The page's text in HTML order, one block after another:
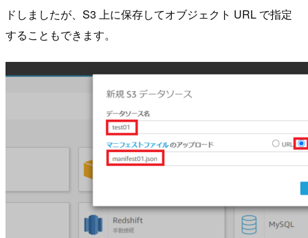
ドしましたが、S3 上に保存してオブジェクト URL で指定
することもできます。